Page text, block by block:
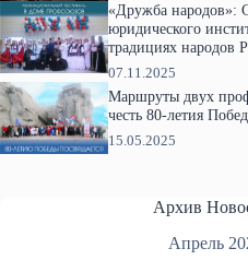
«Дружба народов»:
юридического
традициях народов
07.11.2025
Маршруты двух
честь 80-летия
15.05.2025
Архив
Апрель